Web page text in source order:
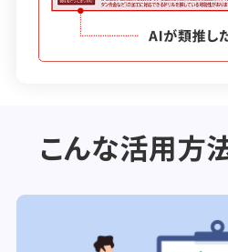
こんな活用方